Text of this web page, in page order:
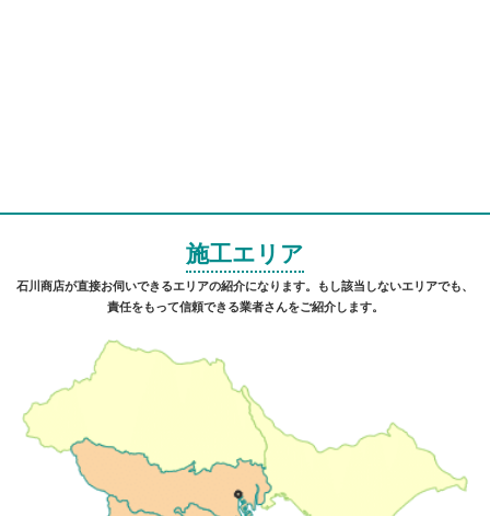
施工エリア
石川商店が直接お伺いできるエリアの紹介になります。もし該当しないエリアでも、
責任をもって信頼できる業者さんをご紹介します。